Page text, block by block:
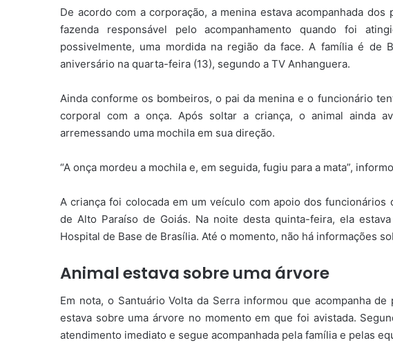
De acordo com a corporação, a menina estava acompanhada
fazenda responsável pelo acompanhamento quando foi
possivelmente, uma mordida na região da face. A família é de
aniversário na quarta-feira (13), segundo a TV Anhanguera.
Ainda conforme os bombeiros, o pai da menina e o funcionário
corporal com a onça. Após soltar a criança, o animal ainda
arremessando uma mochila em sua direção.
“A onça mordeu a mochila e, em seguida, fugiu para a mata”,
A criança foi colocada em um veículo com apoio dos funcionários
de Alto Paraíso de Goiás. Na noite desta quinta-feira, ela
Hospital de Base de Brasília. Até o momento, não há informações
Animal estava sobre uma árvore
Em nota, o Santuário Volta da Serra informou que acompanha
estava sobre uma árvore no momento em que foi avistada.
atendimento imediato e segue acompanhada pela família e pelas